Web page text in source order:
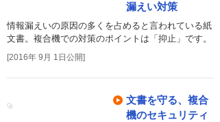
漏えい対策
情報漏えいの原因の多くを占めると言われている紙
文書。複合機での対策のポイントは「抑止」です。
[2016年 9月 1日公開]
文書を守る、複合
機のセキュリティ